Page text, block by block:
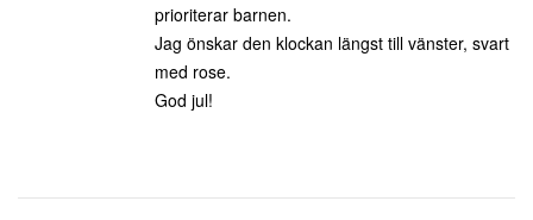
prioriterar barnen.
Jag önskar den klockan längst till vänster, svart
med rose.
God jul!